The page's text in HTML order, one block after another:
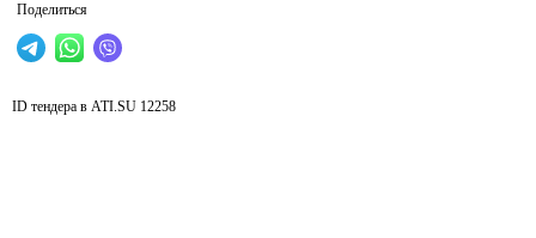
Поделиться
ID тендера в ATI.SU 12258